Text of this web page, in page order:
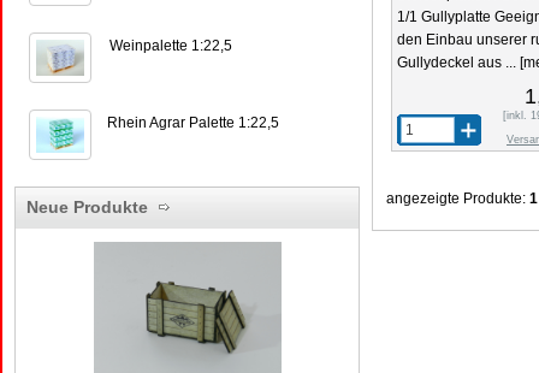
Weinpalette 1:22,5
Rhein Agrar Palette 1:22,5
Neue Produkte
1/1 Gullyplatte
den Einbau unserer
Gullydeckel aus ...
[inkl.
angezeigte Produkte: 1